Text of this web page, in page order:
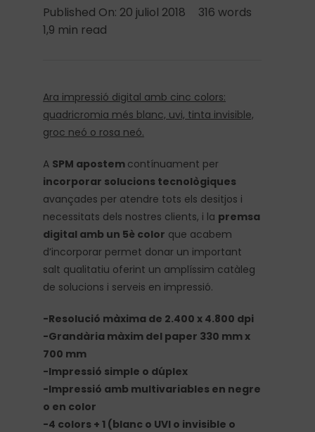
Published On: 20 juliol 2018
316 words
1,9 min read
Ara impressió digital amb cinc colors:
quadricromia més blanc, uvi, tinta invisible,
groc neó o rosa neó.
A SPM apostem contínuament per
incorporar solucions tecnològiques
avançades per atendre tots els desitjos i
necessitats dels nostres clients, i la premsa
digital amb un 5è color que acabem
d’incorporar permet donar un important
salt qualitatiu oferint un amplíssim catàleg
de solucions i serveis en impressió.
-Resolució màxima de 2.400 x 4.800 dpi
-Grandària màxim del paper 330 mm x
700 mm
-Impressió simple o dúplex
-Impressió amb multivariables en negre
o en color
-4 colors + 1 (blanc o UVI o invisible o